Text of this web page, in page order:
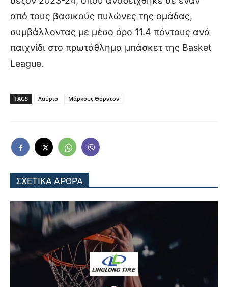
από τους βασικούς πυλώνες της ομάδας,
συμβάλλοντας με μέσο όρο 11.4 πόντους ανά
παιχνίδι στο πρωτάθλημα μπάσκετ της Basket
League.
TAGS Λαύριο Μάρκους Θόρντον
ΣΧΕΤΙΚΑ ΑΡΘΡΑ